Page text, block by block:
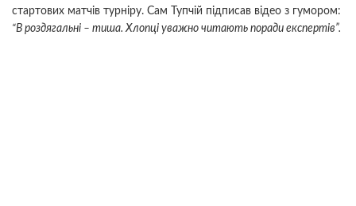
стартових матчів турніру. Сам Тупчій підписав відео з гумором:
“В роздягальні – тиша. Хлопці уважно читають поради експертів”.